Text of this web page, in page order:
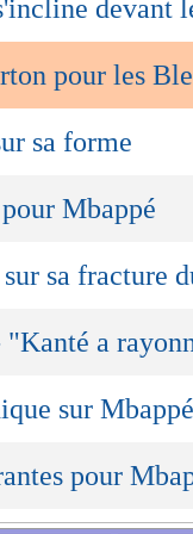
devant
pour les
sa forme
Mbappé
sa fracture
"Kanté a
sur Mbappé
pour